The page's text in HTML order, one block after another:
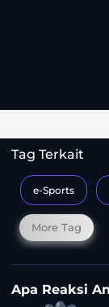
Tag Terkait
e-Sports
More Tag